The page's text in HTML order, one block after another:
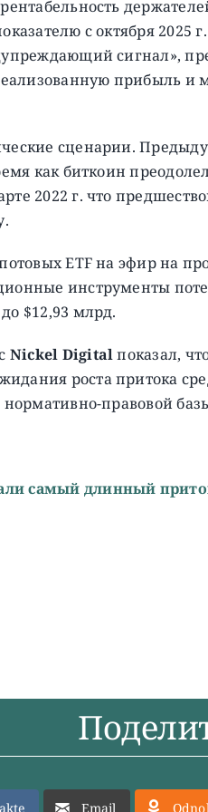
с октября 2025
сигнал»,
прибыль и
сценарии.
как биткоин
2022 г. что
ETF на эфир на
инструменты
$12,93 млрд.
Nickel Digitalпоказал,
роста притока
правовой
самый длинный
Email